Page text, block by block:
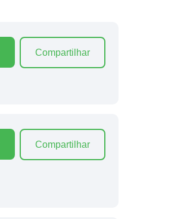
Compartilhar
Compartilhar